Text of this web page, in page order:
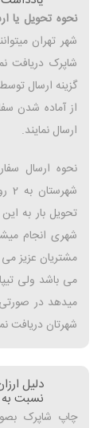
نحوه تحویل یا
شهر تهران
شاپرک دریافت
گزینه ارسال
از آماده شدن
ارسال نمایند.
نحوه ارسال
تحویل بار به
شهری انجام
مشتریان عزیز می
می باشد ولی
میدهد در صورتی
شهرتان دریافت
دلیل
نسبت
چاپ شاپرک